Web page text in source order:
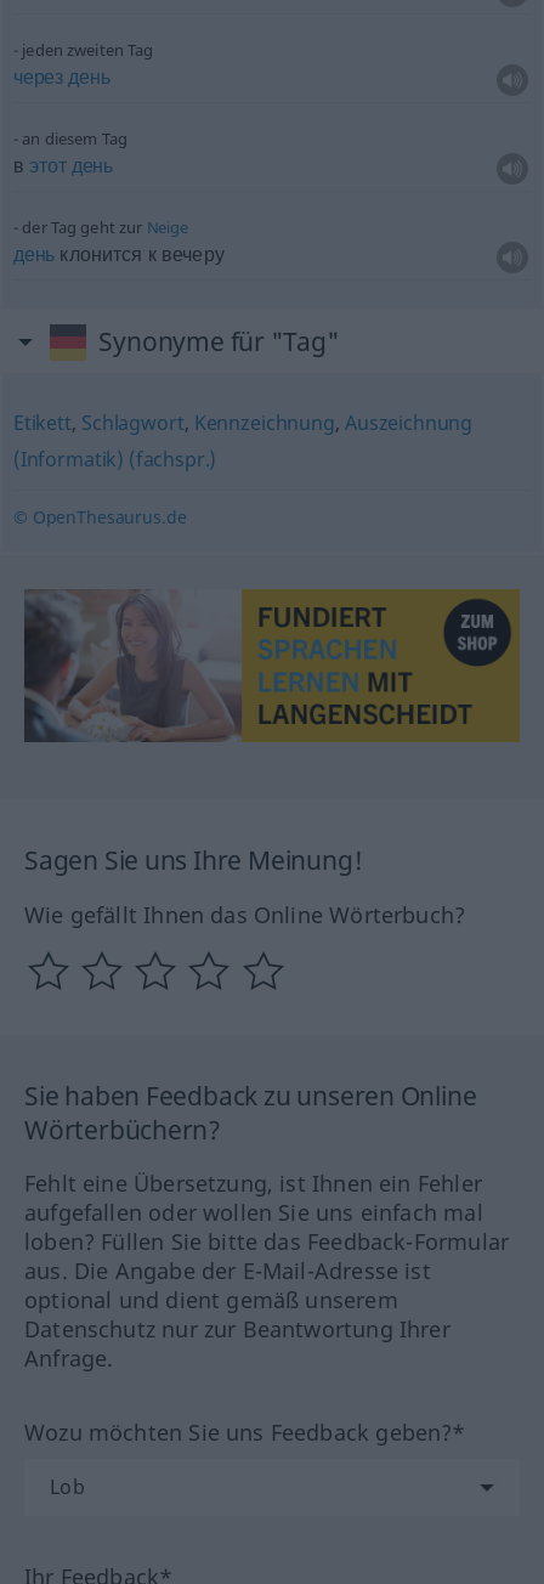
jeden zweiten Tag
черездень
an diesem Tag
в этотдень
der Tag geht zur Neige
день клонится к вечеру
Synonyme für "Tag"
Etikett, Schlagwort, Kennzeichnung,Auszeichnung
(Informatik) (fachspr.)
© OpenThesaurus.de
Sagen Sie uns Ihre Meinung!
Wie gefällt Ihnen das Online Wörterbuch?
Sie haben Feedback zu unseren Online
Wörterbüchern?
Fehlt eine Übersetzung, ist Ihnen ein Fehler
aufgefallen oder wollen Sie uns einfach mal
loben? Füllen Sie bitte das Feedback-Formular
aus. Die Angabe der E-Mail-Adresse ist
optional und dient gemäß unserem
Datenschutz nur zur Beantwortung Ihrer
Anfrage.
Wozu möchten Sie uns Feedback geben?*
Ihr Feedback*